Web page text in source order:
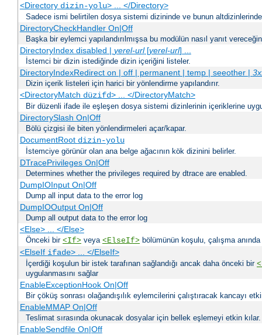
<Directory dizin-yolu> ... </Directory>
Sadece ismi belirtilen dosya sistemi dizininde ve bunun
DirectoryCheckHandler On|Off
Başka bir eylemci yapılandırılmışsa bu modülün nasıl yanıt
DirectoryIndex disabled | yerel-url[yerel-url] ...
İstemci bir dizin istediğinde dizin içeriğini listeler.
DirectoryIndexRedirect on | off | permanent | temp | seeother |
Dizin içerik listeleri için harici bir yönlendirme yapılandırır.
<DirectoryMatch düzifd> ... </DirectoryMatch>
Bir düzenli ifade ile eşleşen dosya sistemi dizinlerinin içeriklerine
DirectorySlash On|Off
Bölü çizgisi ile biten yönlendirmeleri açar/kapar.
DocumentRoot dizin-yolu
İstemciye görünür olan ana belge ağacının kök dizinini belirler.
DTracePrivileges On|Off
Determines whether the privileges required by dtrace are enabled.
DumpIOInput On|Off
Dump all input data to the error log
DumpIOOutput On|Off
Dump all output data to the error log
<Else> ... </Else>
Önceki bir <If> veya <ElseIf> bölümünün koşulu, çalışma
<ElseIf ifade> ... </ElseIf>
İçerdiği koşulun bir istek tarafınan sağlandığı ancak daha önceki bir
uygulanmasını sağlar
EnableExceptionHook On|Off
Bir çöküş sonrası olağandışılık eylemcilerini çalıştıracak kancayı
EnableMMAP On|Off
Teslimat sırasında okunacak dosyalar için bellek eşlemeyi etkin kılar.
EnableSendfile On|Off